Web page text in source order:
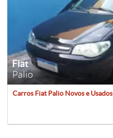
Fiat
Palio
Carros Fiat Palio Novos e Usados